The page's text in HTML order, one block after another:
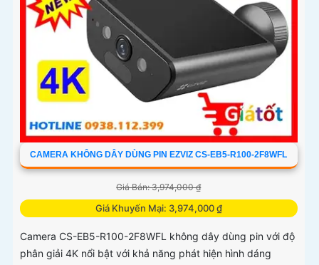
CAMERA KHÔNG DÂY DÙNG PIN EZVIZ CS-EB5-R100-2F8WFL
Giá Bán: 3,974,000 ₫
Giá Khuyến Mại: 3,974,000 ₫
Camera CS-EB5-R100-2F8WFL không dây dùng pin với độ
phân giải 4K nổi bật với khả năng phát hiện hình dáng